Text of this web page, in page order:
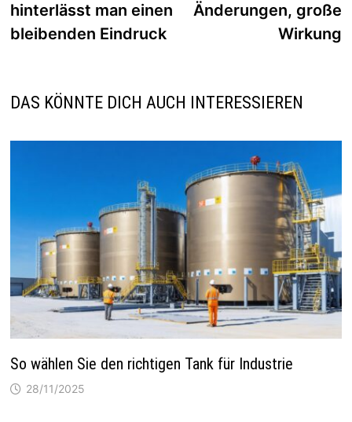
hinterlässt man einen
bleibenden Eindruck
Änderungen, große
Wirkung
DAS KÖNNTE DICH AUCH INTERESSIEREN
So wählen Sie den richtigen Tank für Industrie
28/11/2025